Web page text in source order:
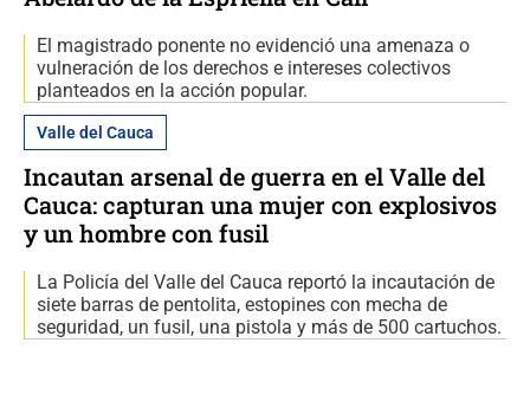
El magistrado ponente no evidenció una amenaza o
vulneración de los derechos e intereses colectivos
planteados en la acción popular.
Valle del Cauca
Incautan arsenal de guerra en el Valle del
Cauca: capturan una mujer con explosivos
y un hombre con fusil
La Policía del Valle del Cauca reportó la incautación de
siete barras de pentolita, estopines con mecha de
seguridad, un fusil, una pistola y más de 500 cartuchos.